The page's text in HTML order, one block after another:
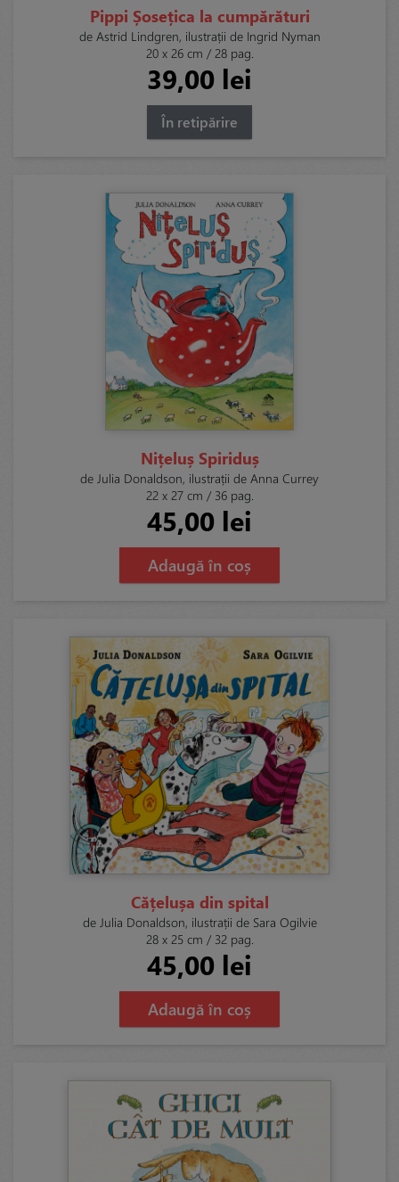
Pippi Șosețica la cumpărături
de Astrid Lindgren, ilustrații de Ingrid Nyman
20 x 26 cm / 28 pag.
39,00 lei
În retipărire
Nițeluș Spiriduș
de Julia Donaldson, ilustrații de Anna Currey
22 x 27 cm / 36 pag.
45,00 lei
Adaugă în coș
Cățelușa din spital
de Julia Donaldson, ilustrații de Sara Ogilvie
28 x 25 cm / 32 pag.
45,00 lei
Adaugă în coș